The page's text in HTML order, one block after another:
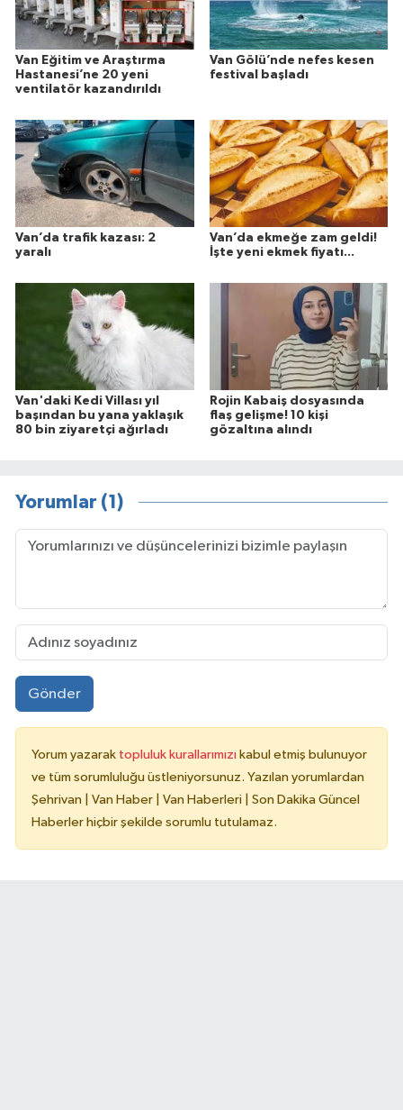
Van Eğitim ve Araştırma
Hastanesi’ne 20 yeni
ventilatör kazandırıldı
Van Gölü’nde nefes kesen
festival başladı
Van’da trafik kazası: 2
yaralı
Van’da ekmeğe zam geldi!
İşte yeni ekmek fiyatı...
Van'daki Kedi Villası yıl
başından bu yana yaklaşık
80 bin ziyaretçi ağırladı
Rojin Kabaiş dosyasında
flaş gelişme! 10 kişi
gözaltına alındı
Yorumlar (1)
Gönder
Yorum yazarak topluluk kurallarımızı kabul etmiş bulunuyor
ve tüm sorumluluğu üstleniyorsunuz. Yazılan yorumlardan
Şehrivan | Van Haber | Van Haberleri | Son Dakika Güncel
Haberler hiçbir şekilde sorumlu tutulamaz.